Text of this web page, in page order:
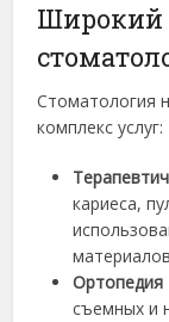
Широкий
Стоматология
комплекс услуг:
кариеса,
Ортопедия
съемных и